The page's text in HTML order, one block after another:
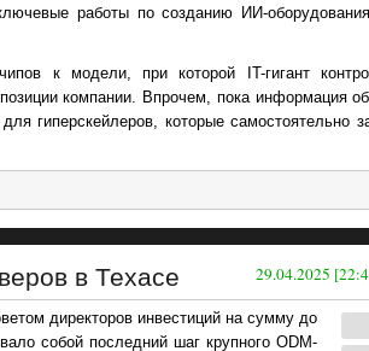
работы по созданию ИИ-
к модели, при которой IT-гигант
компании. Впрочем, пока информация
гиперскейлеров, которые самостоятельно
29.04.2025
в Техасе
директоров инвестиций на сумму до
собой последний шаг крупного ODM-